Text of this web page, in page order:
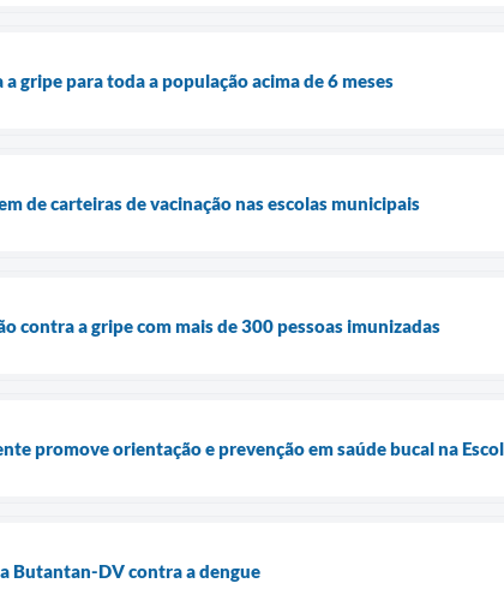
gripe para toda a população acima de 6 meses
de carteiras de vacinação nas escolas municipais
contra a gripe com mais de 300 pessoas imunizadas
promove orientação e prevenção em saúde bucal na
Butantan-DV contra a dengue